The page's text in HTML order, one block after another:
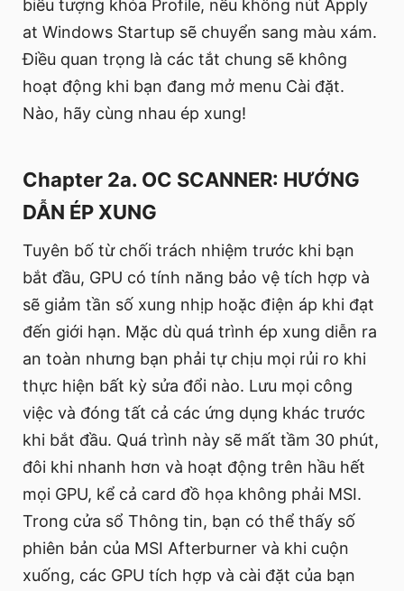
biểu tượng khóa Profile, nếu không nút Apply
at Windows Startup sẽ chuyển sang màu xám.
Điều quan trọng là các tắt chung sẽ không
hoạt động khi bạn đang mở menu Cài đặt.
Nào, hãy cùng nhau ép xung!
Chapter 2a. OC SCANNER: HƯỚNG
DẪN ÉP XUNG
Tuyên bố từ chối trách nhiệm trước khi bạn
bắt đầu, GPU có tính năng bảo vệ tích hợp và
sẽ giảm tần số xung nhịp hoặc điện áp khi đạt
đến giới hạn. Mặc dù quá trình ép xung diễn ra
an toàn nhưng bạn phải tự chịu mọi rủi ro khi
thực hiện bất kỳ sửa đổi nào. Lưu mọi công
việc và đóng tất cả các ứng dụng khác trước
khi bắt đầu. Quá trình này sẽ mất tầm 30 phút,
đôi khi nhanh hơn và hoạt động trên hầu hết
mọi GPU, kể cả card đồ họa không phải MSI.
Trong cửa sổ Thông tin, bạn có thể thấy số
phiên bản của MSI Afterburner và khi cuộn
xuống, các GPU tích hợp và cài đặt của bạn